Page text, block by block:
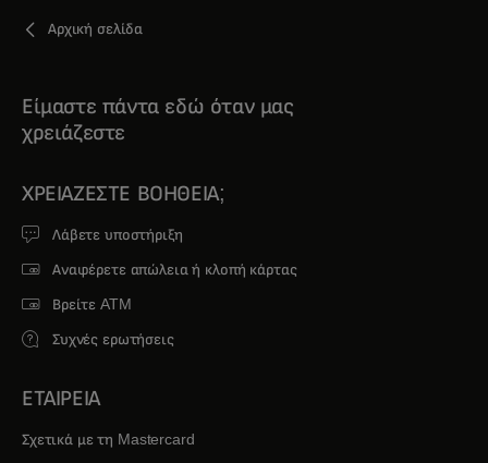
Αρχική σελίδα
Είμαστε πάντα εδώ όταν μας
χρειάζεστε
ΧΡΕΙΆΖΕΣΤΕ ΒΟΉΘΕΙΑ;
Λάβετε υποστήριξη
Αναφέρετε απώλεια ή κλοπή κάρτας
Βρείτε ATM
Συχνές ερωτήσεις
ΕΤΑΙΡΕΙΑ
Σχετικά με τη Mastercard